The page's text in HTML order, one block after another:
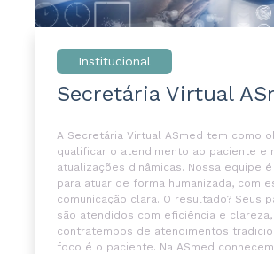
Institucional
Secretária Virtual
A Secretária Virtual ASmed tem como
qualificar o atendimento ao paciente e
atualizações dinâmicas. Nossa equipe
para atuar de forma humanizada, com
comunicação clara. O resultado? Seus
são atendidos com eficiência e
contratempos de atendimentos
foco é o paciente. Na ASmed